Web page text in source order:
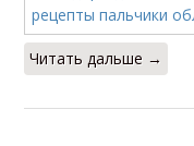
Читать дальше →